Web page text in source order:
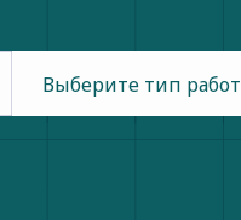
Выберите тип